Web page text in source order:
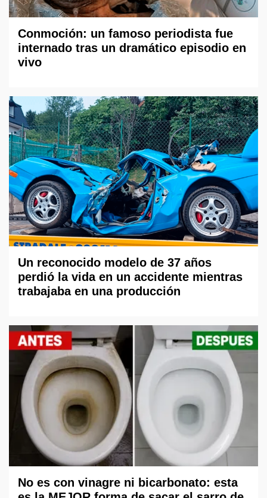
Conmoción: un famoso periodista fue
internado tras un dramático episodio en
vivo
Un reconocido modelo de 37 años
perdió la vida en un accidente mientras
trabajaba en una producción
No es con vinagre ni bicarbonato: esta